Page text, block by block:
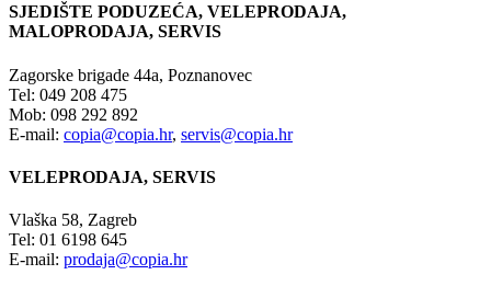
SJEDIŠTE PODUZEĆA, VELEPRODAJA,
MALOPRODAJA, SERVIS
Zagorske brigade 44a, Poznanovec
Tel: 049 208 475
Mob: 098 292 892
E-mail: copia@copia.hr, servis@copia.hr
VELEPRODAJA, SERVIS
Vlaška 58, Zagreb
Tel: 01 6198 645
E-mail: prodaja@copia.hr